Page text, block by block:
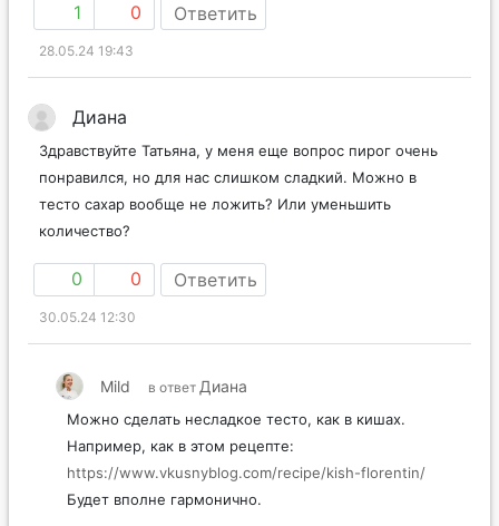
1 0 Ответить
28.05.24 19:43
Диана
Здравствуйте Татьяна, у меня еще вопрос пирог очень
понравился, но для нас слишком сладкий. Можно в
тесто сахар вообще не ложить? Или уменьшить
количество?
0 0 Ответить
30.05.24 12:30
Mild в ответ Диана
Можно сделать несладкое тесто, как в кишах.
Например, как в этом рецепте:
https://www.vkusnyblog.com/recipe/kish-florentin/
Будет вполне гармонично.